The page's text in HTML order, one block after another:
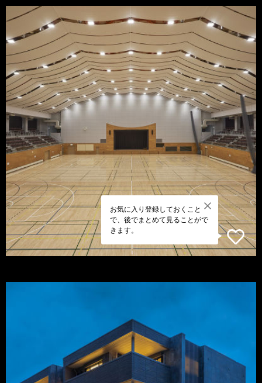
お気に入り登録しておくこと
で、後でまとめて見ることがで
きます。